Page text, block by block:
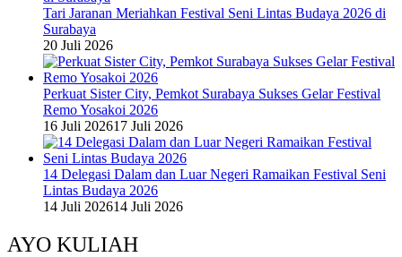
Tari Jaranan Meriahkan Festival Seni Lintas Budaya 2026 di
Surabaya
20 Juli 2026
Perkuat Sister City, Pemkot Surabaya Sukses Gelar Festival
Remo Yosakoi 2026
16 Juli 202617 Juli 2026
14 Delegasi Dalam dan Luar Negeri Ramaikan Festival Seni
Lintas Budaya 2026
14 Juli 202614 Juli 2026
AYO KULIAH